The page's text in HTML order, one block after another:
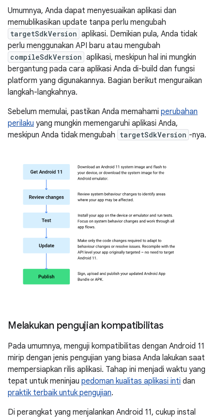
Umumnya, Anda dapat menyesuaikan aplikasi dan
memublikasikan update tanpa perlu mengubah
targetSdkVersion aplikasi. Demikian pula, Anda tidak
perlu menggunakan API baru atau mengubah
compileSdkVersion aplikasi, meskipun hal ini mungkin
bergantung pada cara aplikasi Anda di-build dan fungsi
platform yang digunakannya. Bagian berikut menguraikan
langkah-langkahnya.
Sebelum memulai, pastikan Anda memahami perubahan
perilaku yang mungkin memengaruhi aplikasi Anda,
meskipun Anda tidak mengubah targetSdkVersion -nya.
Melakukan pengujian kompatibilitas
Pada umumnya, menguji kompatibilitas dengan Android 11
mirip dengan jenis pengujian yang biasa Anda lakukan saat
mempersiapkan rilis aplikasi. Tahap ini menjadi waktu yang
tepat untuk meninjau pedoman kualitas aplikasi inti dan
praktik terbaik untuk pengujian.
Di perangkat yang menjalankan Android 11, cukup instal